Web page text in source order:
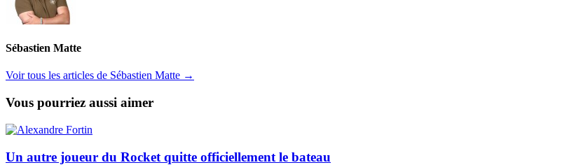
Sébastien Matte
Voir tous les articles de Sébastien Matte →
Vous pourriez aussi aimer
Un autre joueur du Rocket quitte officiellement le bateau